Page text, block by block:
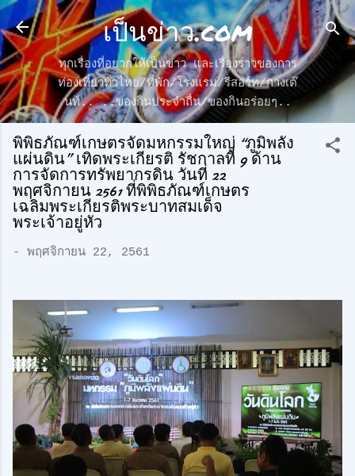
ข้ามไปที่เนื้อหาหลัก
เป็นข่าว.com
ทุกเรื่องที่อยากให้เป็นข่าว และเรื่องราวของการ
ท่องเที่ยวทั่วไทย/ที่พัก/โรงแรม/รีสอร์ท/กางเต๊
นท์.. ..ของกินประจำถื่น/ของกินอร่อยๆ..
พิพิธภัณฑ์เกษตรจัดมหกรรมใหญ่ “ภูมิพลัง
แผ่นดิน” เทิดพระเกียรติ รัชกาลที่ 9 ด้าน
การจัดการทรัพยากรดิน วันที่ 22
พฤศจิกายน 2561 ที่พิพิธภัณฑ์เกษตร
เฉลิมพระเกียรติพระบาทสมเด็จ
พระเจ้าอยู่หัว
- พฤศจิกายน 22, 2561